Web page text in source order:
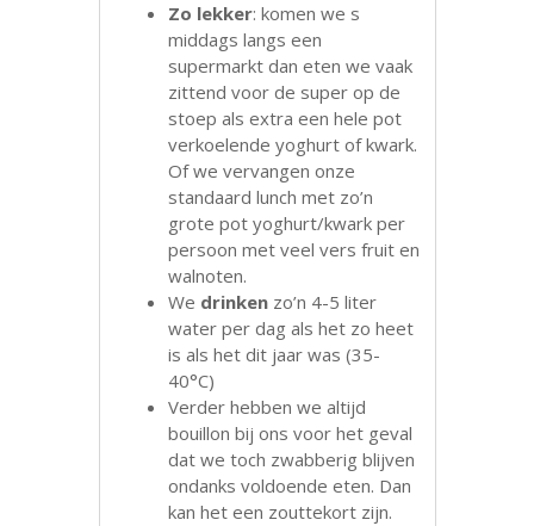
Zo lekker: komen we s
middags langs een
supermarkt dan eten we vaak
zittend voor de super op de
stoep als extra een hele pot
verkoelende yoghurt of kwark.
Of we vervangen onze
standaard lunch met zo’n
grote pot yoghurt/kwark per
persoon met veel vers fruit en
walnoten.
We drinken zo’n 4-5 liter
water per dag als het zo heet
is als het dit jaar was (35-
40°C)
Verder hebben we altijd
bouillon bij ons voor het geval
dat we toch zwabberig blijven
ondanks voldoende eten. Dan
kan het een zouttekort zijn.